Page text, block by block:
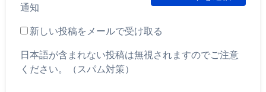
通知
新しい投稿をメールで受け取る
日本語が含まれない投稿は無視されますのでご注意
ください。（スパム対策）